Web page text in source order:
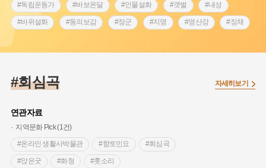
#독립운동가 #바보온달 #인물설화 #갯벌 #내성
#바위설화 #동의보감 #장군 #지명 #영산강 #징채
#인천 #외성 #낙성대
#황해도
#조선역사 #대한애국부인회
#왕건 #전라남도 지명유래 #목민관 #강감찬
#온라인 생활사박물관 #강동구
#회심곡
연관자료
지역문화 Pick (1건)
#온라인 생활사박물관
#향토민요 #회심곡
#앉은굿 #화청 #훗소리
자세히보기